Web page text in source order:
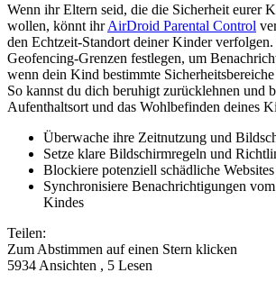
Wenn ihr Eltern seid, die die Sicherheit eurer
wollen, könnt ihrAirDroid Parental Control
den Echtzeit-Standort deiner Kinder
Geofencing-Grenzen festlegen, um
wenn dein Kind bestimmte
So kannst du dich beruhigt zurücklehnen und
Aufenthaltsort und das Wohlbefinden deines
Überwache ihre Zeitnutzung und
Setze klare Bildschirmregeln und
Blockiere potenziell schädliche
Synchronisiere Benachrichtigungen
Kindes
Teilen:
Zum Abstimmen auf einen Stern klicken
5934 Ansichten , 5 Lesen